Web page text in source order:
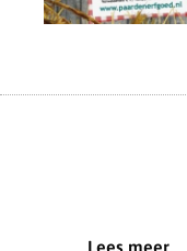
Lees meer